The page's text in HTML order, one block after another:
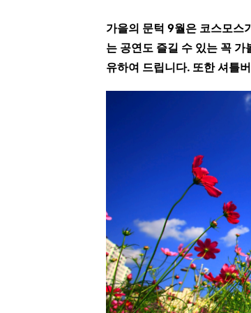
가을의 문턱 9월은 코스모스
는 공연도 즐길 수 있는 꼭
유하여 드립니다. 또한 셔틀